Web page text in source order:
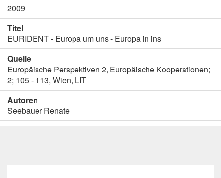
2009
Titel
EURIDENT - Europa um uns - Europa in ins
Quelle
Europäische Perspektiven 2, Europäische Kooperationen;
2; 105 - 113, Wien, LIT
Autoren
Seebauer Renate